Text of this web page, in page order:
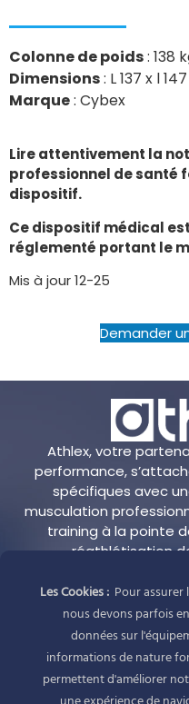
Colonne de poids: 138
Dimensions: L 137 x l
Marque: Cybex
Lire attentivement la
professionnel de santé
dispositif.
Ce dispositif médical
réglementé portant le
Mis à jour 12-25
Demander
Athlex, votre
performance,
spécifiques avec
musculation
training à la pointe
réathlétisation
1 allée
69110
Les Cookies : Pour
nous devons parfois
données sur
informations de nature
permettent d'améliorer